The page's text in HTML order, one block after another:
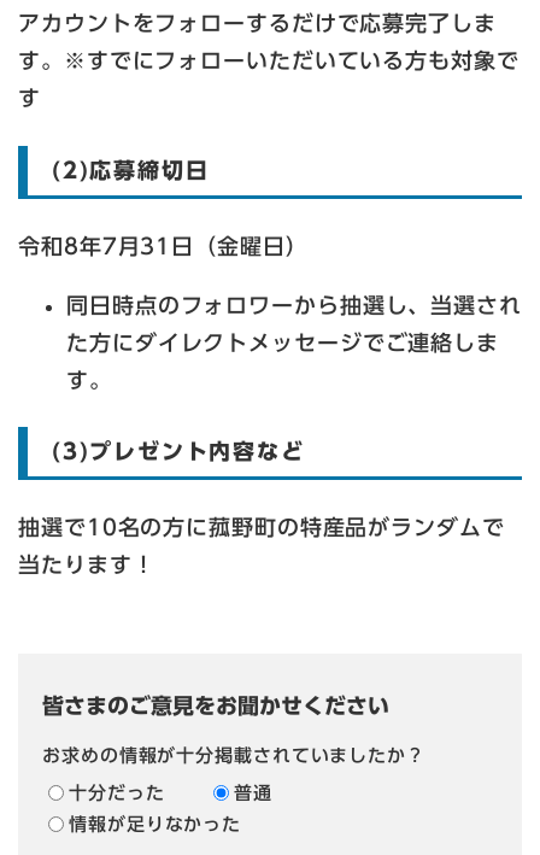
アカウントをフォローするだけで応募完了しま
す。※すでにフォローいただいている方も対象で
す
(2)応募締切日
令和8年7月31日（金曜日）
同日時点のフォロワーから抽選し、当選され
た方にダイレクトメッセージでご連絡しま
す。
(3)プレゼント内容など
抽選で10名の方に菰野町の特産品がランダムで
当たります！
皆さまのご意見をお聞かせください
お求めの情報が十分掲載されていましたか？
十分だった
普通
情報が足りなかった